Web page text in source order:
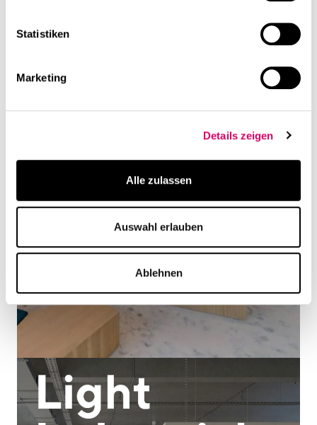
Statistiken
Marketing
Details zeigen
Alle zulassen
Auswahl erlauben
Ablehnen